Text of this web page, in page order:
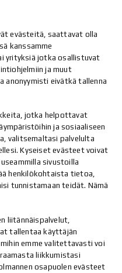
evästeitä, saattavat olla
kanssamme
yrityksiä jotka osallistuvat
ja muut
anonyymisti eivätkä tallenna
jotka helpottavat
ja sosiaaliseen
valitsemaltasi palvelulta
Kyseiset evästeet voivat
sivustoilla
henkilökohtaista tietoa,
tunnistamaan teidät. Nämä
liitännäispalvelut,
tallentaa käyttäjän
emme valitettavasti voi
liikkumistasi
osapuolen evästeet